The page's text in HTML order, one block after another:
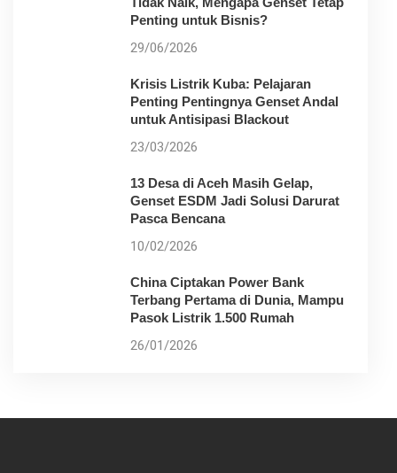
Penting untuk Bisnis?
29/06/2026
Krisis Listrik Kuba: Pelajaran
Penting Pentingnya Genset Andal
untuk Antisipasi Blackout
23/03/2026
13 Desa di Aceh Masih Gelap,
Genset ESDM Jadi Solusi Darurat
Pasca Bencana
10/02/2026
China Ciptakan Power Bank
Terbang Pertama di Dunia, Mampu
Pasok Listrik 1.500 Rumah
26/01/2026